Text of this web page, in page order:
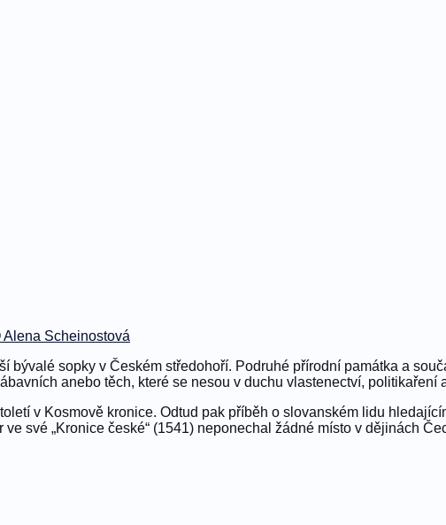
Alena Scheinostová
bývalé sopky v Českém středohoří. Podruhé přírodní památka a
anebo těch, které se nesou v duchu vlastenectví, politikaření
v Kosmově kronice. Odtud pak příběh o slovanském lidu
své „Kronice české“ (1541) neponechal žádné místo v dějinách